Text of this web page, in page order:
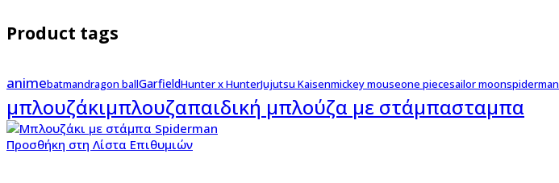
Product tags
animebatmandragon ballGarfieldHunter x HunterJujutsu Kaisenmickey mouseone piecesailor moonspiderman
μπλουζάκιμπλουζαπαιδική μπλούζα με στάμπασταμπα
Προσθήκη στη Λίστα Επιθυμιών